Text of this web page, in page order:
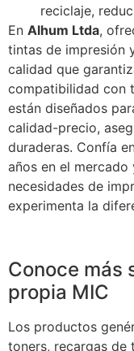
reciclaje,
En Alhum Ltda,
tintas de impresión
calidad que
compatibilidad con
están diseñados
calidad-precio,
duraderas. Confía
años en el
necesidades de
experimenta la
Conoce más
propia MIC
Los productos
toners, recargas de